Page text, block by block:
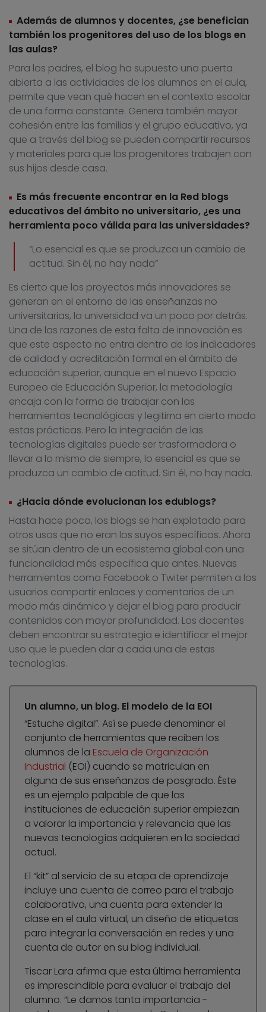
Además de alumnos y docentes, ¿se benefician
también los progenitores del uso de los blogs en
las aulas?
Para los padres, el blog ha supuesto una puerta
abierta a las actividades de los alumnos en el aula,
permite que vean qué hacen en el contexto escolar
de una forma constante. Genera también mayor
cohesión entre las familias y el grupo educativo, ya
que a través del blog se pueden compartir recursos
y materiales para que los progenitores trabajen con
sus hijos desde casa.
Es más frecuente encontrar en la Red blogs
educativos del ámbito no universitario, ¿es una
herramienta poco válida para las universidades?
“Lo esencial es que se produzca un cambio de
actitud. Sin él, no hay nada”
Es cierto que los proyectos más innovadores se
generan en el entorno de las enseñanzas no
universitarias, la universidad va un poco por detrás.
Una de las razones de esta falta de innovación es
que este aspecto no entra dentro de los indicadores
de calidad y acreditación formal en el ámbito de
educación superior, aunque en el nuevo Espacio
Europeo de Educación Superior, la metodología
encaja con la forma de trabajar con las
herramientas tecnológicas y legitima en cierto modo
estas prácticas. Pero la integración de las
tecnologías digitales puede ser trasformadora o
llevar a lo mismo de siempre, lo esencial es que se
produzca un cambio de actitud. Sin él, no hay nada.
¿Hacia dónde evolucionan los edublogs?
Hasta hace poco, los blogs se han explotado para
otros usos que no eran los suyos específicos. Ahora
se sitúan dentro de un ecosistema global con una
funcionalidad más específica que antes. Nuevas
herramientas como Facebook o Twiter permiten a los
usuarios compartir enlaces y comentarios de un
modo más dinámico y dejar el blog para producir
contenidos con mayor profundidad. Los docentes
deben encontrar su estrategia e identificar el mejor
uso que le pueden dar a cada una de estas
tecnologías.
Un alumno, un blog. El modelo de la EOI
“Estuche digital”. Así se puede denominar el
conjunto de herramientas que reciben los
alumnos de la Escuela de Organización
Industrial (EOI) cuando se matriculan en
alguna de sus enseñanzas de posgrado. Éste
es un ejemplo palpable de que las
instituciones de educación superior empiezan
a valorar la importancia y relevancia que las
nuevas tecnologías adquieren en la sociedad
actual.
El “kit” al servicio de su etapa de aprendizaje
incluye una cuenta de correo para el trabajo
colaborativo, una cuenta para extender la
clase en el aula virtual, un diseño de etiquetas
para integrar la conversación en redes y una
cuenta de autor en su blog individual.
Tiscar Lara afirma que esta última herramienta
es imprescindible para evaluar el trabajo del
alumno. “Le damos tanta importancia -